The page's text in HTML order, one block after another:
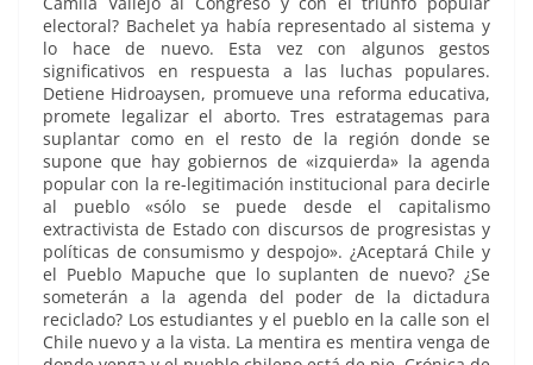
electoral? Bachelet ya había representado al sistema y
lo hace de nuevo. Esta vez con algunos gestos
significativos en respuesta a las luchas populares.
Detiene Hidroaysen, promueve una reforma educativa,
promete legalizar el aborto. Tres estratagemas para
suplantar como en el resto de la región donde se
supone que hay gobiernos de «izquierda» la agenda
popular con la re-legitimación institucional para decirle
al pueblo «sólo se puede desde el capitalismo
extractivista de Estado con discursos de progresistas y
políticas de consumismo y despojo». ¿Aceptará Chile y
el Pueblo Mapuche que lo suplanten de nuevo? ¿Se
someterán a la agenda del poder de la dictadura
reciclado? Los estudiantes y el pueblo en la calle son el
Chile nuevo y a la vista. La mentira es mentira venga de